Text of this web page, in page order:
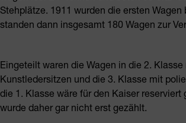
Stehplätze. 1911 wurden die ersten Wagen
standen dann insgesamt 180 Wagen zur
Eingeteilt waren die Wagen in die 2.
Kunstledersitzen und die 3. Klasse mit
die 1. Klasse wäre für den Kaiser reserviert
wurde daher gar nicht erst gezählt.